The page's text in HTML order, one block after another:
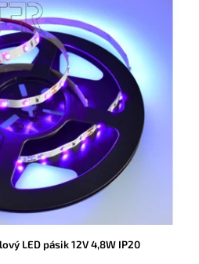
LED pásik 12V 4,8W IP20